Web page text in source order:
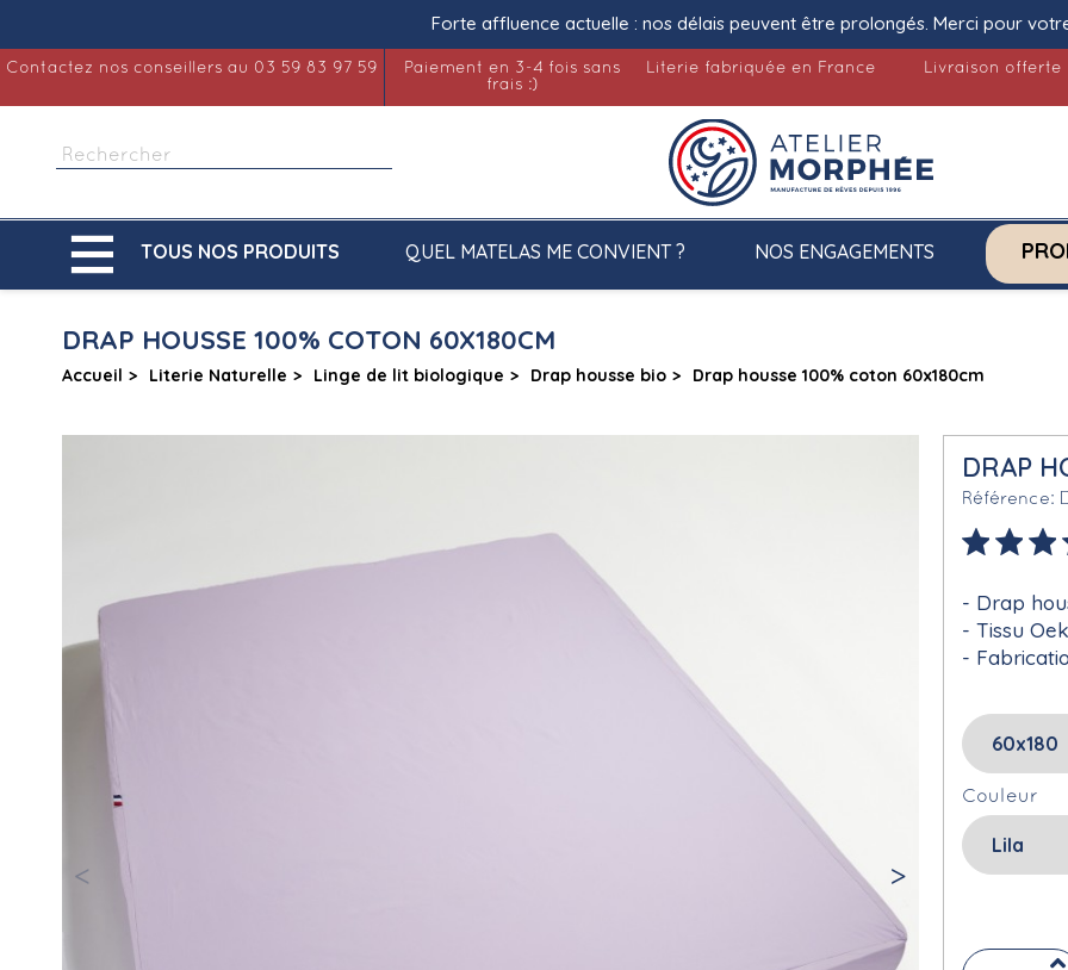
Forte affluence actuelle : nos délais peuvent être prolongés. Merci pour
Contactez nos conseillers au 03 59 83 97 59
Paiement en 3-4 fois sans
frais :)
Literie fabriquée en France Livraison offerte
 TOUS NOS PRODUITS QUEL MATELAS ME CONVIENT ? NOS ENGAGEMENTS
DRAP HOUSSE 100% COTON 60X180CM
Accueil Literie Naturelle Linge de lit biologique Drap housse bio Drap housse 100% coton 60x180cm
DRAP
Référence
Drap
Tissu
Couleur